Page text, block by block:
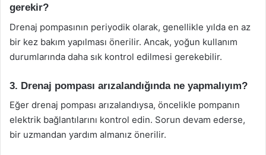
gerekir?
Drenaj pompasının periyodik olarak, genellikle yılda en az
bir kez bakım yapılması önerilir. Ancak, yoğun kullanım
durumlarında daha sık kontrol edilmesi gerekebilir.
3. Drenaj pompası arızalandığında ne yapmalıyım?
Eğer drenaj pompası arızalandıysa, öncelikle pompanın
elektrik bağlantılarını kontrol edin. Sorun devam ederse,
bir uzmandan yardım almanız önerilir.